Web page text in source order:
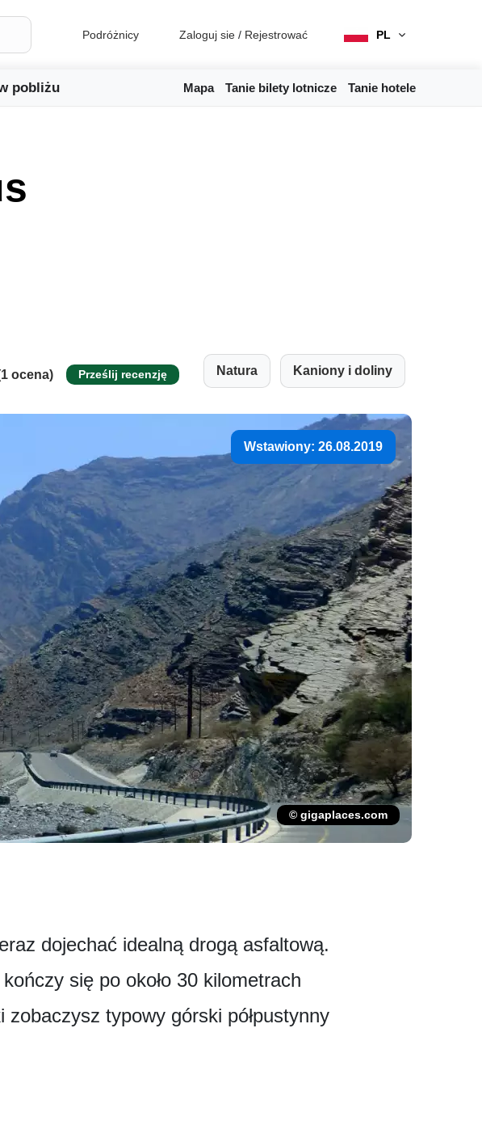
Podróżnicy Zaloguj sie / Rejestrować PL
pobliżu Mapa Tanie bilety lotnicze Tanie hotele
ocena) Prześlij recenzję Natura Kaniony i doliny
Wstawiony: 26.08.2019
© gigaplaces.com
dojechać idealną drogą asfaltową.
się po około 30 kilometrach
typowy górski półpustynny